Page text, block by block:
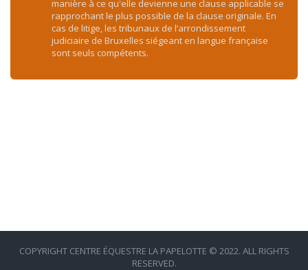
manière à ce qu'elle devienne une clause applicable se
rapprochant le plus possible de la clause originale. En
cas de litige, les tribunaux de l’arrondissement
judiciaire de Bruxelles siégeant en langue française
sont seuls compétents.
COPYRIGHT CENTRE ÉQUESTRE LA PAPELOTTE © 2022. ALL RIGHTS
RESERVED.